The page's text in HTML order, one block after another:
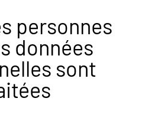
personnes
données
sont